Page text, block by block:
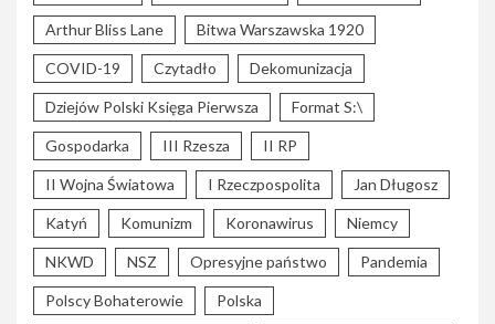
Arthur Bliss Lane Bitwa Warszawska 1920
COVID-19 Czytadło Dekomunizacja
Dziejów Polski Księga Pierwsza Format S:\
Gospodarka III Rzesza II RP
II Wojna Światowa I Rzeczpospolita Jan Długosz
Katyń Komunizm Koronawirus Niemcy
NKWD NSZ Opresyjne państwo Pandemia
Polscy Bohaterowie Polska